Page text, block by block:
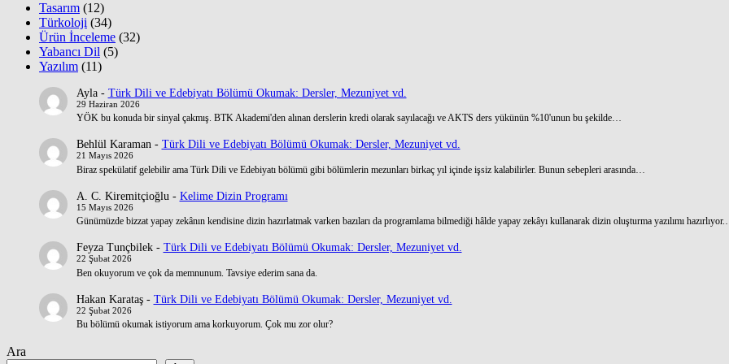
Tasarım (12)
Türkoloji (34)
Ürün İnceleme (32)
Yabancı Dil (5)
Yazılım (11)
Ayla- Türk Dili ve Edebiyatı Bölümü Okumak: Dersler, Mezuniyet vd.
29 Haziran 2026
YÖK bu konuda bir sinyal çakmış. BTK Akademi'den alınan derslerin kredi olarak sayılacağı ve AKTS ders yükünün %10'unun bu şekilde…
Behlül Karaman- Türk Dili ve Edebiyatı Bölümü Okumak: Dersler, Mezuniyet vd.
21 Mayıs 2026
Biraz spekülatif gelebilir ama Türk Dili ve Edebiyatı bölümü gibi bölümlerin mezunları birkaç yıl içinde işsiz kalabilirler. Bunun sebepleri arasında…
A. C. Kiremitçioğlu - Kelime Dizin Programı
15 Mayıs 2026
Günümüzde bizzat yapay zekânın kendisine dizin hazırlatmak varken bazıları da programlama bilmediği hâlde yapay zekâyı kullanarak dizin oluşturma yazılımı
Feyza Tunçbilek- Türk Dili ve Edebiyatı Bölümü Okumak: Dersler, Mezuniyet vd.
22 Şubat 2026
Ben okuyorum ve çok da memnunum. Tavsiye ederim sana da.
Hakan Karataş- Türk Dili ve Edebiyatı Bölümü Okumak: Dersler, Mezuniyet vd.
22 Şubat 2026
Bu bölümü okumak istiyorum ama korkuyorum. Çok mu zor olur?
Ara